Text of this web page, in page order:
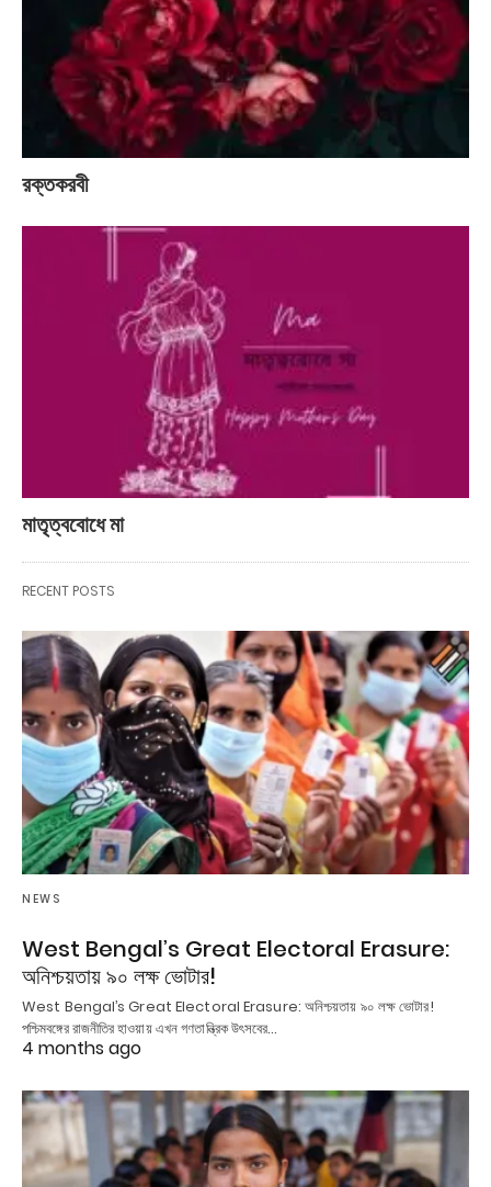
রক্তকরবী
মাতৃত্ববোধে মা
RECENT POSTS
NEWS
West Bengal’s Great Electoral Erasure:
অনিশ্চয়তায় ৯০ লক্ষ ভোটার!
West Bengal’s Great Electoral Erasure: অনিশ্চয়তায় ৯০ লক্ষ ভোটার!
পশ্চিমবঙ্গের রাজনীতির হাওয়ায় এখন গণতান্ত্রিক উৎসবের…
4 months ago